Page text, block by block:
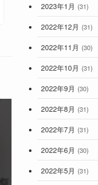
2023年1月 (31)
2022年12月 (31)
2022年11月 (30)
2022年10月 (31)
2022年9月 (30)
2022年8月 (31)
2022年7月 (31)
2022年6月 (30)
2022年5月 (31)